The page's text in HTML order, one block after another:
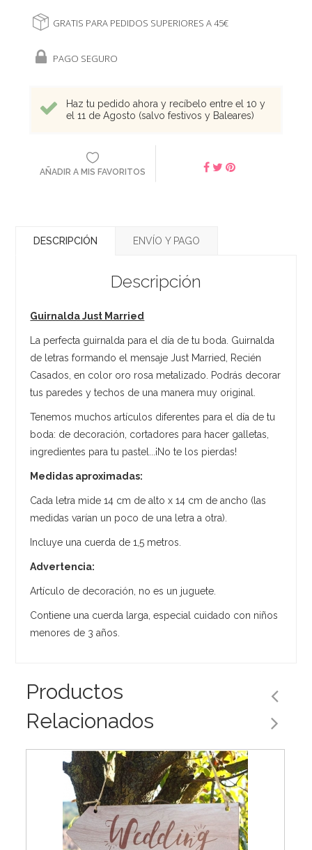
GRATIS PARA PEDIDOS SUPERIORES A 45€
PAGO SEGURO
Haz tu pedido ahora y recíbelo entre el 10 y
el 11 de Agosto (salvo festivos y Baleares)
AÑADIR A MIS FAVORITOS
DESCRIPCIÓN ENVÍO Y PAGO
Descripción
Guirnalda Just Married
La perfecta guirnalda para el día de tu boda. Guirnalda
de letras formando el mensaje Just Married, Recién
Casados, en color oro rosa metalizado. Podrás decorar
tus paredes y techos de una manera muy original.
Tenemos muchos artículos diferentes para el día de tu
boda: de decoración, cortadores para hacer galletas,
ingredientes para tu pastel...¡No te los pierdas!
Medidas aproximadas:
Cada letra mide 14 cm de alto x 14 cm de ancho (las
medidas varían un poco de una letra a otra).
Incluye una cuerda de 1,5 metros.
Advertencia:
Artículo de decoración, no es un juguete.
Contiene una cuerda larga, especial cuidado con niños
menores de 3 años.
Productos
Relacionados